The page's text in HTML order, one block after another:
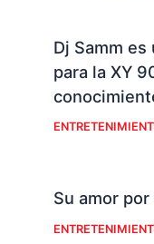
Dj Samm
para la XY
Su amor